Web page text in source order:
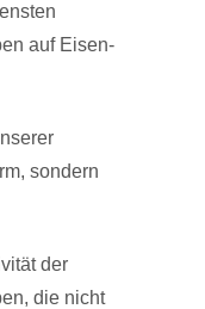
auf Eisen-
sondern
der
die nicht